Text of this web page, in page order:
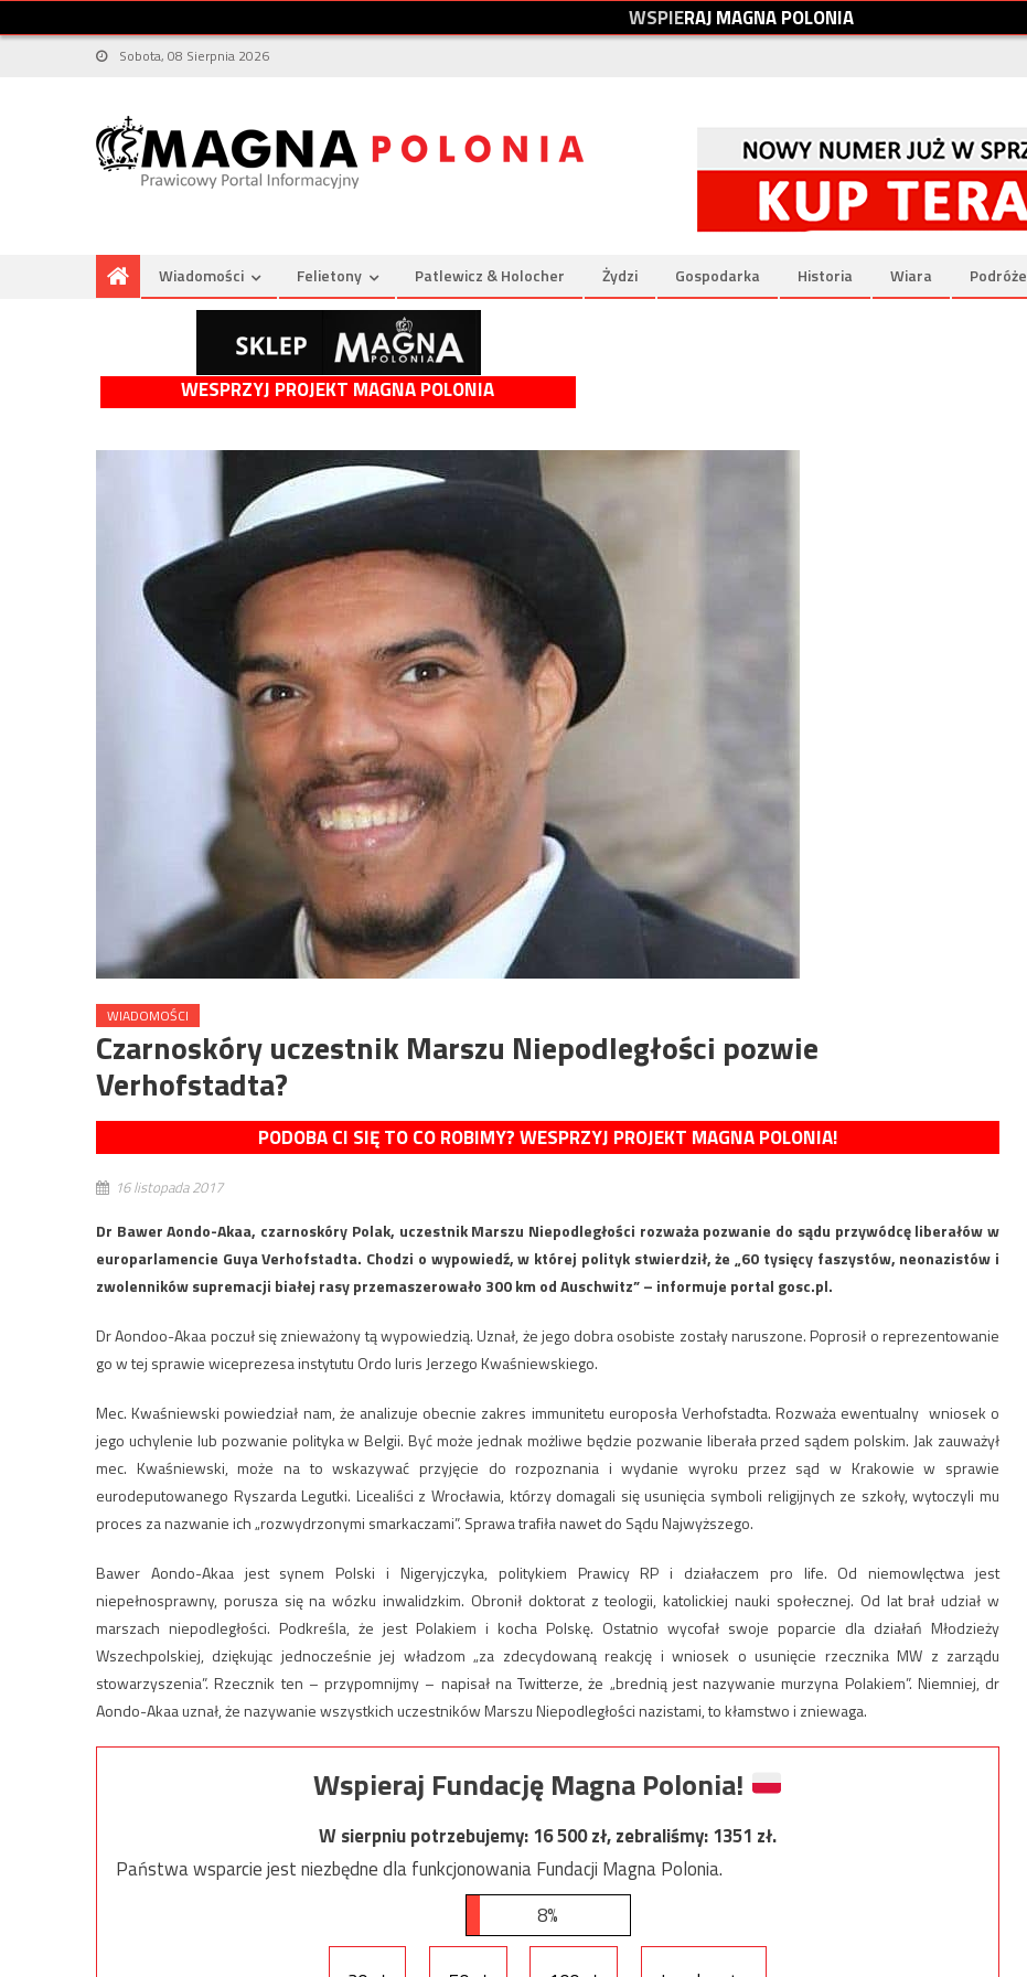
WSPIERAJMAGNAPOLONIA
Sobota, 08 Sierpnia 2026
Wiadomości Felietony Patlewicz & Holocher Żydzi Gospodarka Historia Wiara Podróże
WESPRZYJ PROJEKT MAGNA POLONIA
WIADOMOŚCI
Czarnoskóry uczestnik Marszu Niepodległości pozwie
Verhofstadta?
PODOBA CI SIĘ TO CO ROBIMY? WESPRZYJ PROJEKT MAGNA POLONIA!
16 listopada 2017
Dr Bawer Aondo-Akaa, czarnoskóry Polak, uczestnik Marszu Niepodległości rozważa pozwanie do sądu przywódcę liberałów w
europarlamencie Guya Verhofstadta. Chodzi o wypowiedź, w której polityk stwierdził, że „60 tysięcy faszystów, neonazistów i
zwolenników supremacji białej rasy przemaszerowało 300 km od Auschwitz” – informuje portal gosc.pl.
Dr Aondoo-Akaa poczuł się znieważony tą wypowiedzią. Uznał, że jego dobra osobiste zostały naruszone. Poprosił o reprezentowanie
go w tej sprawie wiceprezesa instytutu Ordo Iuris Jerzego Kwaśniewskiego.
Mec. Kwaśniewski powiedział nam, że analizuje obecnie zakres immunitetu europosła Verhofstadta. Rozważa ewentualny wniosek o
jego uchylenie lub pozwanie polityka w Belgii. Być może jednak możliwe będzie pozwanie liberała przed sądem polskim. Jak zauważył
mec. Kwaśniewski, może na to wskazywać przyjęcie do rozpoznania i wydanie wyroku przez sąd w Krakowie w sprawie
eurodeputowanego Ryszarda Legutki. Licealiści z Wrocławia, którzy domagali się usunięcia symboli religijnych ze szkoły, wytoczyli mu
proces za nazwanie ich „rozwydrzonymi smarkaczami”. Sprawa trafiła nawet do Sądu Najwyższego.
Bawer Aondo-Akaa jest synem Polski i Nigeryjczyka, politykiem Prawicy RP i działaczem pro life. Od niemowlęctwa jest
niepełnosprawny, porusza się na wózku inwalidzkim. Obronił doktorat z teologii, katolickiej nauki społecznej. Od lat brał udział w
marszach niepodległości. Podkreśla, że jest Polakiem i kocha Polskę. Ostatnio wycofał swoje poparcie dla działań Młodzieży
Wszechpolskiej, dziękując jednocześnie jej władzom „za zdecydowaną reakcję i wniosek o usunięcie rzecznika MW z zarządu
stowarzyszenia”. Rzecznik ten – przypomnijmy – napisał na Twitterze, że „brednią jest nazywanie murzyna Polakiem”. Niemniej, dr
Aondo-Akaa uznał, że nazywanie wszystkich uczestników Marszu Niepodległości nazistami, to kłamstwo i zniewaga.
Wspieraj Fundację Magna Polonia!
W sierpniu potrzebujemy:16 500zł, zebraliśmy:1351 zł.
Państwa wsparcie jest niezbędne dla funkcjonowania Fundacji Magna Polonia.
8%